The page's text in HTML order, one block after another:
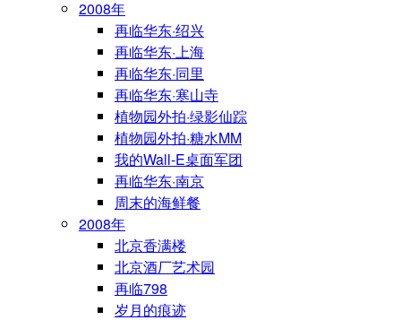
2008年
再临华东·绍兴
再临华东·上海
再临华东·同里
再临华东·寒山寺
植物园外拍·绿影仙踪
植物园外拍·糖水MM
我的Wall-E桌面军团
再临华东·南京
周末的海鲜餐
2008年
北京香满楼
北京酒厂艺术园
再临798
岁月的痕迹